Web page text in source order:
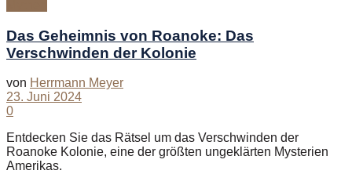
Das Geheimnis von Roanoke: Das
Verschwinden der Kolonie
von Herrmann Meyer
23. Juni 2024
0
Entdecken Sie das Rätsel um das Verschwinden der
Roanoke Kolonie, eine der größten ungeklärten Mysterien
Amerikas.